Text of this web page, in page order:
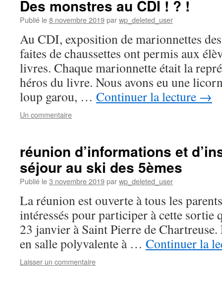
Des monstres au CDI ! ? !
Publié le8 novembre 2019parwp_deleted_user
Au CDI, exposition de marionnettes
faites de chaussettes ont permis aux
livres. Chaque marionnette était la
héros du livre. Nous avons eu une
loup garou, … Continuer la lecture →
Un commentaire
réunion d’informations et
séjour au ski des 5èmes
Publié le3 novembre 2019parwp_deleted_user
La réunion est ouverte à tous les
intéressés pour participer à cette sortie
23 janvier à Saint Pierre de
en salle polyvalente à … Continuer la
Laisser un commentaire